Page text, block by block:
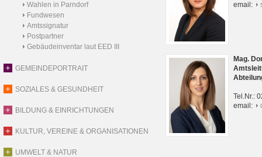
Wahlen in Parndorf
Fundwesen
Amtssignatur
Postpartner
Gebäudeinventar laut EED III
GEMEINDEPORTRAIT
SOZIALES & GESUNDHEIT
BILDUNG & EINRICHTUNGEN
KULTUR, VEREINE & ORGANISATIONEN
UMWELT & NATUR
email:
Mag.
Tel.Nr.:
email: